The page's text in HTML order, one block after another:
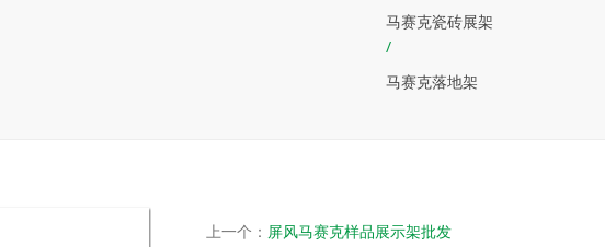
马赛克瓷砖展架
/
马赛克落地架
上一个： 屏风马赛克样品展示架批发